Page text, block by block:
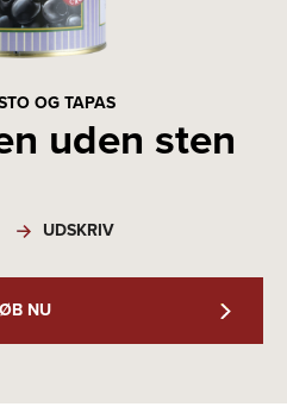
OG TAPAS
uden sten
UDSKRIV
NU